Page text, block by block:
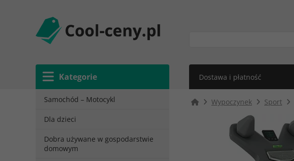
Kategorie Dostawa i płatność
Samochód – Motocykl
Dla dzieci
Dobra używane w gospodarstwie
domowym
Wypoczynek Sport